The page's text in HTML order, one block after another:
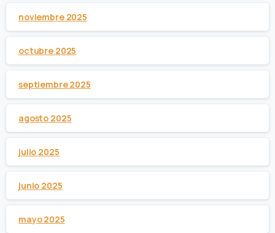
noviembre 2025
octubre 2025
septiembre 2025
agosto 2025
julio 2025
junio 2025
mayo 2025